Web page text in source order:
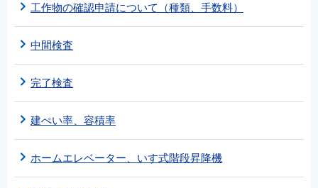
工作物の確認申請について（種類、手数料）
中間検査
完了検査
建ぺい率、容積率
ホームエレベーター、いす式階段昇降機